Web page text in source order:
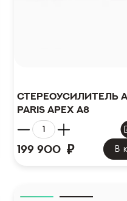
Стереоусилитель
Paris Apex A8
199 900 ₽ В